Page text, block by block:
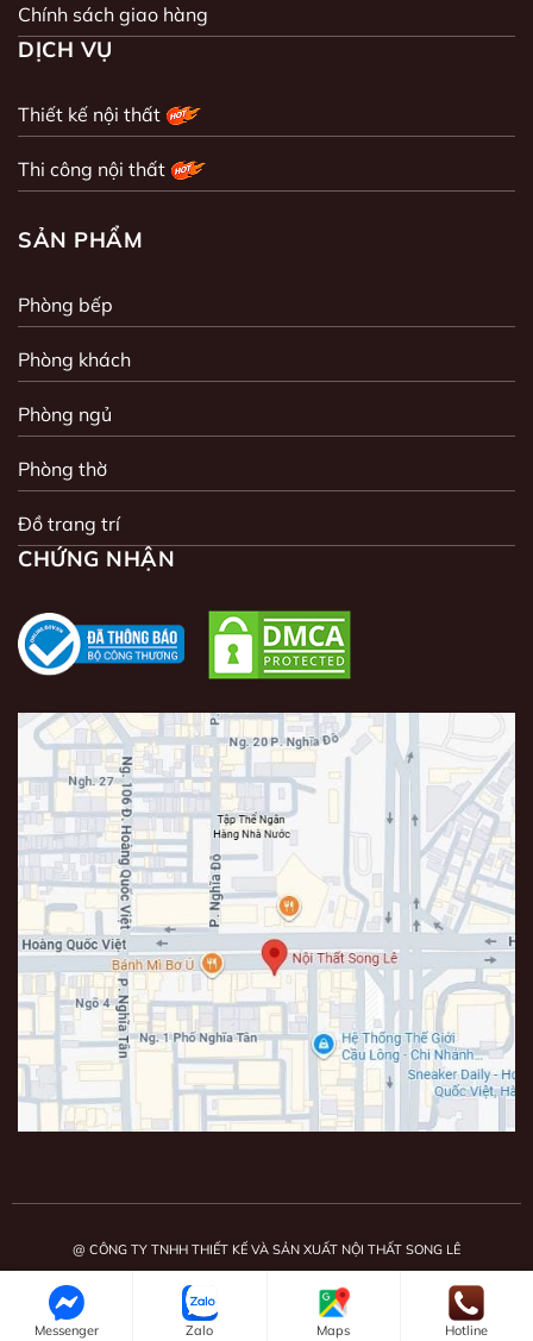
Messenger Zalo Maps Hotline
Chính sách giao hàng
DỊCH VỤ
Thiết kế nội thất
Thi công nội thất
SẢN PHẨM
Phòng bếp
Phòng khách
Phòng ngủ
Phòng thờ
Đồ trang trí
CHỨNG NHẬN
@ CÔNG TY TNHH THIẾT KẾ VÀ SẢN XUẤT NỘI THẤT SONG LÊ
Mã số doanh nghiệp: 0108808875. Giấy chứng nhận đăng ký doanh nghiệp do
Chi cục Thuế khu vực Thạch Thất - Quốc Oai.